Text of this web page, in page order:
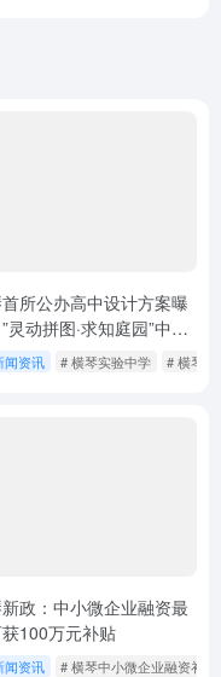
年人才补贴申报 # 横琴人才补贴
所公办高中设计方案曝
灵动拼图·求知庭园”中
2027年建成投用
闻资讯 # 横琴实验中学 # 横琴
# 横琴人才房申请攻略
政：中小微企业融资最
100万元补贴
闻资讯 # 横琴中小微企业融资补贴